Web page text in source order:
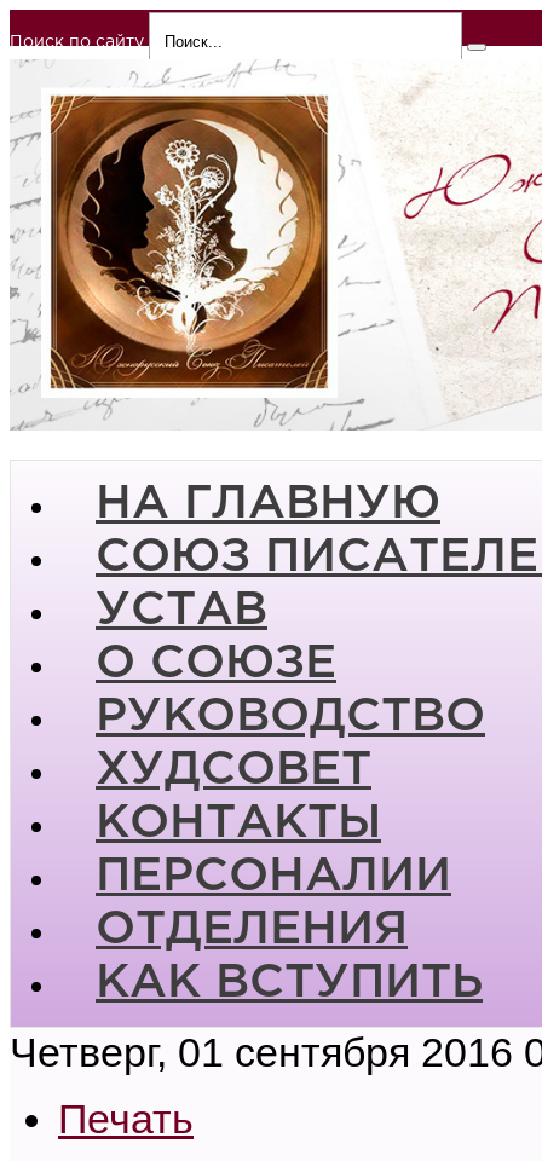
Поиск по сайту
НА ГЛАВНУЮ
СОЮЗ
УСТАВ
О СОЮЗЕ
РУКОВОДСТВО
ХУДСОВЕТ
КОНТАКТЫ
ПЕРСОНАЛИИ
ОТДЕЛЕНИЯ
КАК ВСТУПИТЬ
Четверг, 01 сентября 2016
Печать